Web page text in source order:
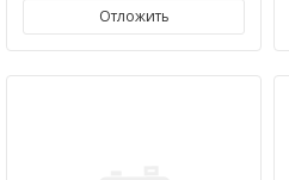
Отложить